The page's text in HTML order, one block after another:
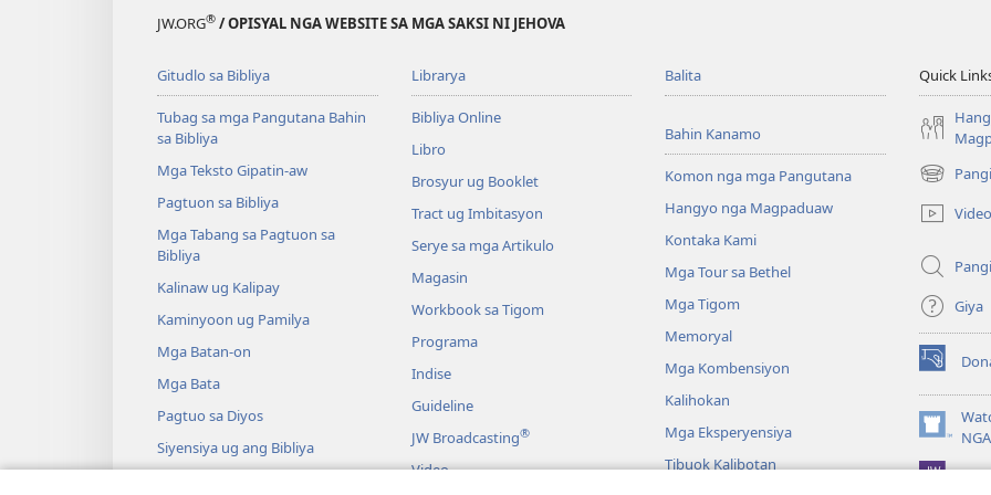
JW.ORG® / OPISYAL NGA WEBSITE SA MGA SAKSI NI JEHOVA
Gitudlo sa Bibliya
Tubag sa mga Pangutana Bahin
sa Bibliya
Mga Teksto Gipatin-aw
Pagtuon sa Bibliya
Mga Tabang sa Pagtuon sa
Bibliya
Kalinaw ug Kalipay
Kaminyoon ug Pamilya
Mga Batan-on
Mga Bata
Pagtuo sa Diyos
Siyensiya ug ang Bibliya
Librarya
Bibliya Online
Libro
Brosyur ug Booklet
Tract ug Imbitasyon
Serye sa mga Artikulo
Magasin
Workbook sa Tigom
Programa
Indise
Guideline
JW Broadcasting®
Video
Balita
Bahin Kanamo
Komon nga mga Pangutana
Hangyo nga Magpaduaw
Kontaka Kami
Mga Tour sa Bethel
Mga Tigom
Memoryal
Mga Kombensiyon
Kalihokan
Mga Eksperyensiya
Tibuok Kalibotan
Quick
(mo-
open
ug
ong
Video
Giya
(mo-
open
ug
bag-
window)
(mo-
open